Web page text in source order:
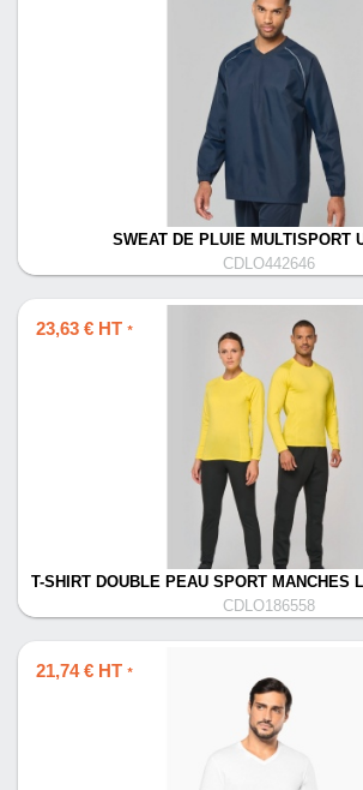
SWEAT DE PLUIE MULTISPORT
CDLO442646
23,63 € HT *
T-SHIRT DOUBLE PEAU SPORT MANCHES
CDLO186558
21,74 € HT *